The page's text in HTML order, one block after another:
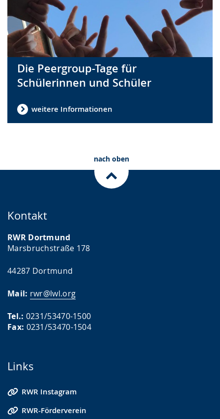
Die Peergroup-Tage für
Schülerinnen und Schüler
weitere Informationen
nach oben
Kontakt
RWR Dortmund
Marsbruchstraße 178
44287 Dortmund
Mail: rwr@lwl.org
Tel.: 0231/53470-1500
Fax: 0231/53470-1504
Links
RWR Instagram
RWR-Förderverein